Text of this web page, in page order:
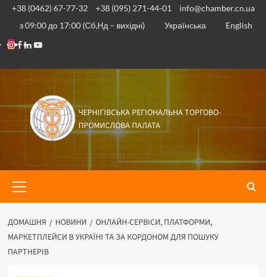
Перейти
вмісту
+38 (0462) 67-77-32 +38 (095) 271-44-01
info@chamber.cn.ua
з 09:00 до 17:00 (Сб,Нд – вихідні)
Українська
English
Instagram
Facebook
Linkedin
Youtube
ЧЕРНІГІВСЬКА РЕГІОНАЛЬНА ТОРГОВО-
ПРОМИСЛОВА ПАЛАТА
меню
ДОМАШНЯ НОВИНИ
ОНЛАЙН-СЕРВІСИ, ПЛАТФОРМИ,
МАРКЕТПЛЕЙСИ В УКРАЇНІ ТА ЗА КОРДОНОМ ДЛЯ ПОШУКУ
ПАРТНЕРІВ